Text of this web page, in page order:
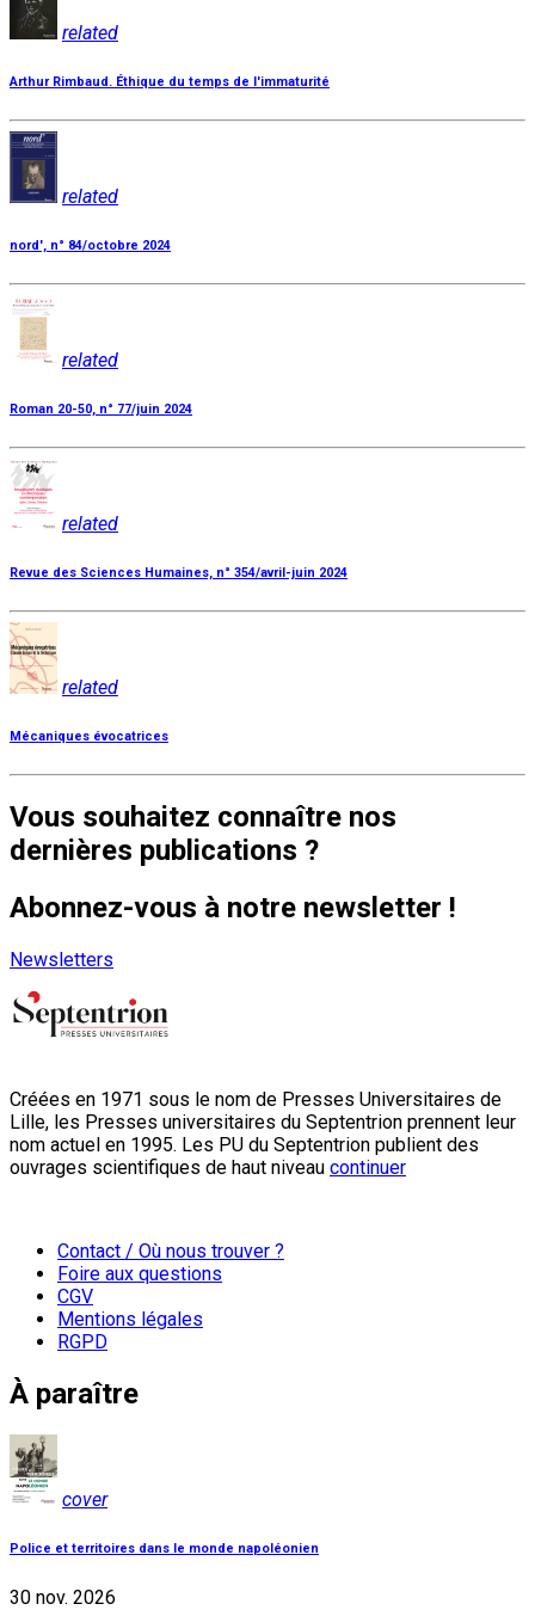
related
Arthur Rimbaud. Éthique du temps de l'immaturité
related
nord', n° 84/octobre 2024
related
Roman 20-50, n° 77/juin 2024
related
Revue des Sciences Humaines, n° 354/avril-juin 2024
related
Mécaniques évocatrices
Vous souhaitez connaître nos
dernières publications ?
Abonnez-vous à notre newsletter !
Newsletters
Créées en 1971 sous le nom de Presses Universitaires de
Lille, les Presses universitaires du Septentrion prennent leur
nom actuel en 1995. Les PU du Septentrion publient des
ouvrages scientifiques de haut niveau continuer
Contact / Où nous trouver ?
Foire aux questions
CGV
Mentions légales
RGPD
À paraître
cover
Police et territoires dans le monde napoléonien
30 nov. 2026